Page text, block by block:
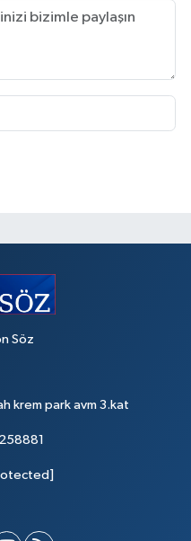
Söz
krem park avm 3.kat